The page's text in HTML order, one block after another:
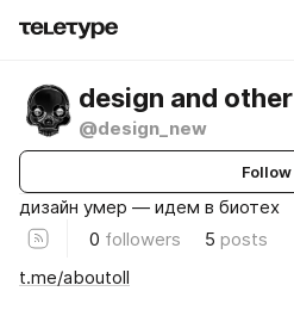
design and other
@design_new
Follow
дизайн умер — идем в биотех
0 followers 5 posts
t.me/aboutoll